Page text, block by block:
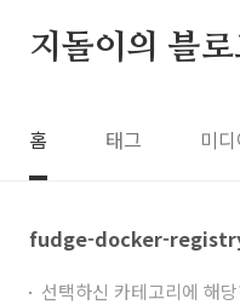
지돌이의 블로
홈 태그 미
fudge-docker-
선택하신 카테고리에 해